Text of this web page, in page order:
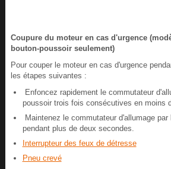
Coupure du moteur en cas d'urgence
bouton-poussoir seulement)
Pour couper le moteur en cas d'urgence
les étapes suivantes :
Enfoncez rapidement le commutateur
poussoir trois fois consécutives en moins
Maintenez le commutateur d'allumage
pendant plus de deux secondes.
Interrupteur des feux de détresse
Pneu crevé